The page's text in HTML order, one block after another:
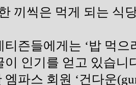
끼씩은 먹게 되는 식
티즌들에게는 ‘밥 먹
이 인기를 얻고 있습니
엠파스 회원 ‘건다운